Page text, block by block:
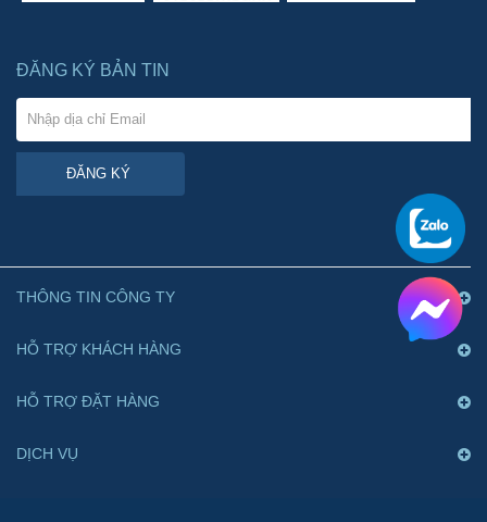
ĐĂNG KÝ BẢN TIN
ĐĂNG KÝ
THÔNG TIN CÔNG TY
HỖ TRỢ KHÁCH HÀNG
HỖ TRỢ ĐẶT HÀNG
DỊCH VỤ